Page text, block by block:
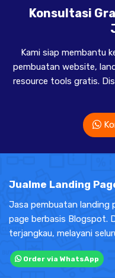
Konsultasi
Kami siap membantu
pembuatan website,
resource tools gratis.
Jualme Landing
Jasa pembuatan landing
page berbasis Blogspot.
terjangkau, melayani
Order via WhatsApp